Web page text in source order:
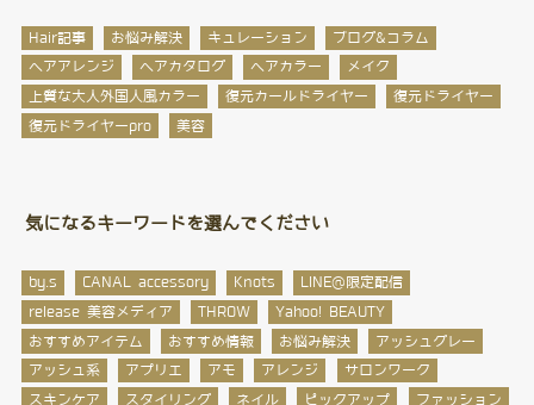
Hair記事 お悩み解決 キュレーション
ブログ&コラム
ヘアアレンジ
ヘアカタログ ヘアカラー
メイク
上質な大人外国人風カラー
復元カールドライヤー
復元ドライヤー
復元ドライヤーpro
美容
気になるキーワードを選んでください
by.s CANAL accessory Knots
LINE@限定配信
release 美容メディア
THROW
Yahoo! BEAUTY
おすすめアイテム
おすすめ情報 お悩み解決
アッシュグレー
アッシュ系
アプリエ アモ アレンジ
サロンワーク
スキンケア
スタイリング ネイル ピックアップ
ファッション